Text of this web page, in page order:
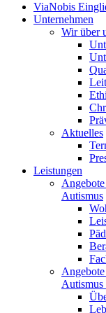
ViaNobis
Unternehmen
Wir über
Aktuelles
Leistungen
Autismus